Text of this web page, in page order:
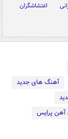
اغتشاشگران
آهنگ های جدید
پرایس